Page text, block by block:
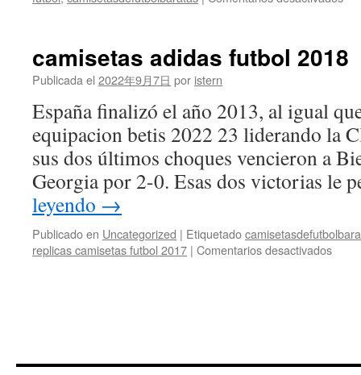
de
camisetas adidas futbol 2018
Publicada el 2022年9月7日 por istern
España finalizó el año 2013, al igual
equipacion betis 2022 23 liderando la
sus dos últimos choques vencieron a
Georgia por 2-0. Esas dos victorias
leyendo →
Publicado en Uncategorized | Etiquetado
replicas camisetas futbol 2017 | Comentarios desactivadosen